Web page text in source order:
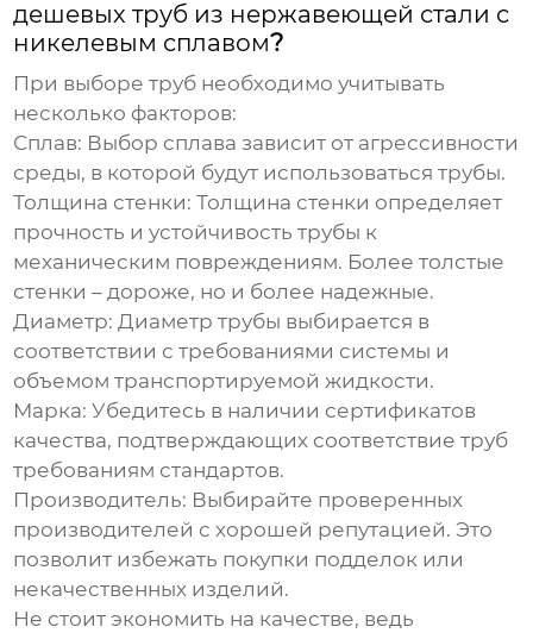
дешевых труб из нержавеющей стали с
никелевым сплавом?
При выборе труб необходимо учитывать
несколько факторов:
Сплав: Выбор сплава зависит от агрессивности
среды, в которой будут использоваться трубы.
Толщина стенки: Толщина стенки определяет
прочность и устойчивость трубы к
механическим повреждениям. Более толстые
стенки – дороже, но и более надежные.
Диаметр: Диаметр трубы выбирается в
соответствии с требованиями системы и
объемом транспортируемой жидкости.
Марка: Убедитесь в наличии сертификатов
качества, подтверждающих соответствие труб
требованиям стандартов.
Производитель: Выбирайте проверенных
производителей с хорошей репутацией. Это
позволит избежать покупки подделок или
некачественных изделий.
Не стоит экономить на качестве, ведь